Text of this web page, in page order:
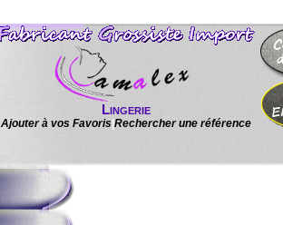
Lingerie
Ajouter à vos Favoris Rechercher une référence